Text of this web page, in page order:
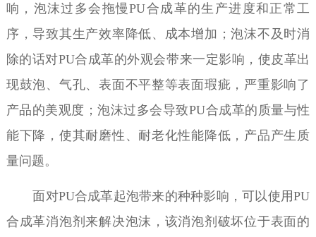
响，泡沫过多会拖慢PU合成革的生产进度和正常工
序，导致其生产效率降低、成本增加；泡沫不及时消
除的话对PU合成革的外观会带来一定影响，使皮革出
现鼓泡、气孔、表面不平整等表面瑕疵，严重影响了
产品的美观度；泡沫过多会导致PU合成革的质量与性
能下降，使其耐磨性、耐老化性能降低，产品产生质
量问题。
面对PU合成革起泡带来的种种影响，可以使用PU
合成革消泡剂来解决泡沫，该消泡剂破坏位于表面的